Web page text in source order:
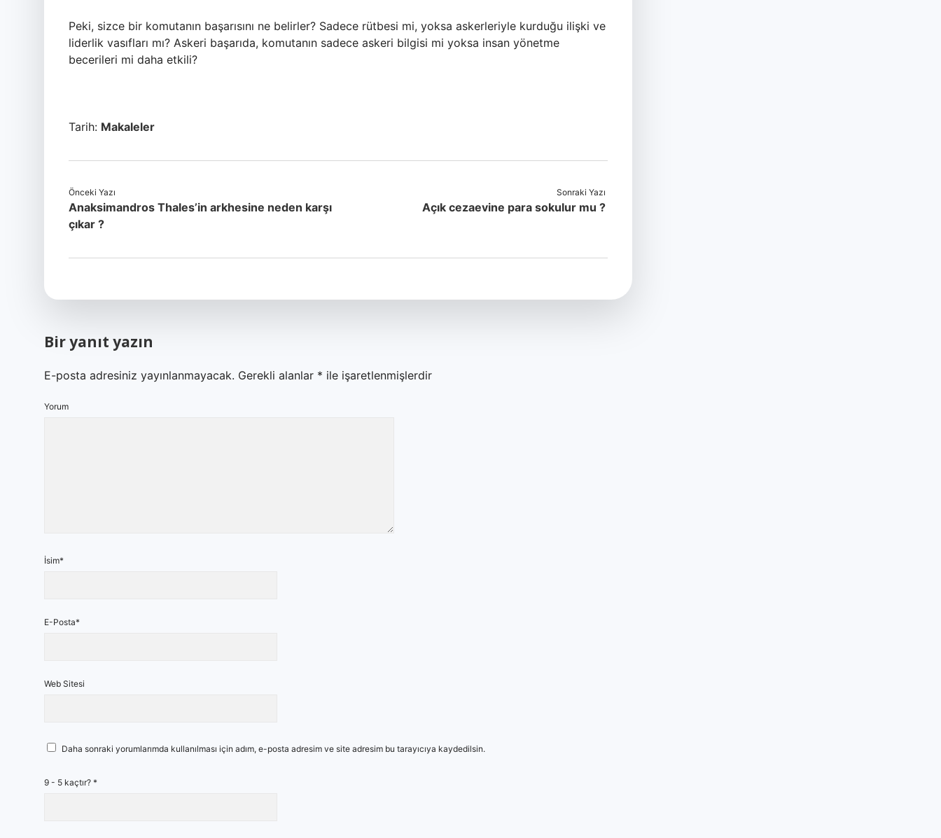
Peki, sizce bir komutanın başarısını ne belirler? Sadece rütbesi mi, yoksa askerleriyle kurduğu ilişki ve
liderlik vasıfları mı? Askeri başarıda, komutanın sadece askeri bilgisi mi yoksa insan yönetme
becerileri mi daha etkili?
Tarih: Makaleler
Önceki Yazı
Anaksimandros Thales’in arkhesine neden karşı
çıkar ?
Sonraki Yazı
Açık cezaevine para sokulur mu ?
Bir yanıt yazın
E-posta adresiniz yayınlanmayacak. Gerekli alanlar * ile işaretlenmişlerdir
Yorum
İsim*
E-Posta*
Web Sitesi
Daha sonraki yorumlarımda kullanılması için adım, e-posta adresim ve site adresim bu tarayıcıya kaydedilsin.
9 - 5 kaçtır? *